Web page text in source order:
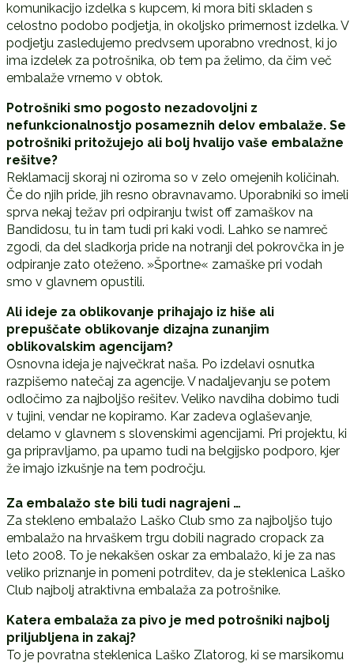
komunikacijo izdelka s kupcem, ki mora biti skladen s
celostno podobo podjetja, in okoljsko primernost izdelka. V
podjetju zasledujemo predvsem uporabno vrednost, ki jo
ima izdelek za potrošnika, ob tem pa želimo, da čim več
embalaže vrnemo v obtok.
Potrošniki smo pogosto nezadovoljni z
nefunkcionalnostjo posameznih delov embalaže. Se
potrošniki pritožujejo ali bolj hvalijo vaše embalažne
rešitve?
Reklamacij skoraj ni oziroma so v zelo omejenih količinah.
Če do njih pride, jih resno obravnavamo. Uporabniki so imeli
sprva nekaj težav pri odpiranju twist off zamaškov na
Bandidosu, tu in tam tudi pri kaki vodi. Lahko se namreč
zgodi, da del sladkorja pride na notranji del pokrovčka in je
odpiranje zato oteženo. »Športne« zamaške pri vodah
smo v glavnem opustili.
Ali ideje za oblikovanje prihajajo iz hiše ali
prepuščate oblikovanje dizajna zunanjim
oblikovalskim agencijam?
Osnovna ideja je največkrat naša. Po izdelavi osnutka
razpišemo natečaj za agencije. V nadaljevanju se potem
odločimo za najboljšo rešitev. Veliko navdiha dobimo tudi
v tujini, vendar ne kopiramo. Kar zadeva oglaševanje,
delamo v glavnem s slovenskimi agencijami. Pri projektu, ki
ga pripravljamo, pa upamo tudi na belgijsko podporo, kjer
že imajo izkušnje na tem področju.
Za embalažo ste bili tudi nagrajeni …
Za stekleno embalažo Laško Club smo za najboljšo tujo
embalažo na hrvaškem trgu dobili nagrado cropack za
leto 2008. To je nekakšen oskar za embalažo, ki je za nas
veliko priznanje in pomeni potrditev, da je steklenica Laško
Club najbolj atraktivna embalaža za potrošnike.
Katera embalaža za pivo je med potrošniki najbolj
priljubljena in zakaj?
To je povratna steklenica Laško Zlatorog, ki se marsikomu